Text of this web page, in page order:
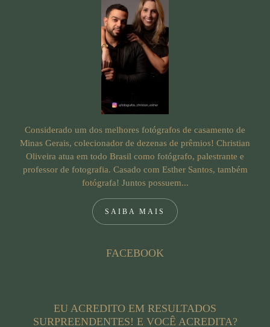
Considerado um dos melhores fotógrafos de casamento de
Minas Gerais, colecionador de dezenas de prêmios! Christian
Oliveira atua em todo Brasil como fotógrafo, palestrante e
professor de fotografia. Casado com Esther Santos, também
fotógrafa! Juntos possuem...
SAIBA MAIS
FACEBOOK
EU ACREDITO EM RESULTADOS
SURPREENDENTES! E VOCÊ ACREDITA?